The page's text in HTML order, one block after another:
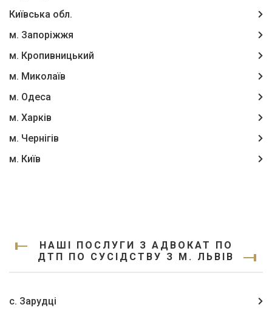
Київська обл.
м. Запоріжжя
м. Кропивницький
м. Миколаїв
м. Одеса
м. Харків
м. Чернігів
м. Київ
НАШІ ПОСЛУГИ З АДВОКАТ ПО
ДТП ПО СУСІДСТВУ З М. ЛЬВІВ
с. Зарудці